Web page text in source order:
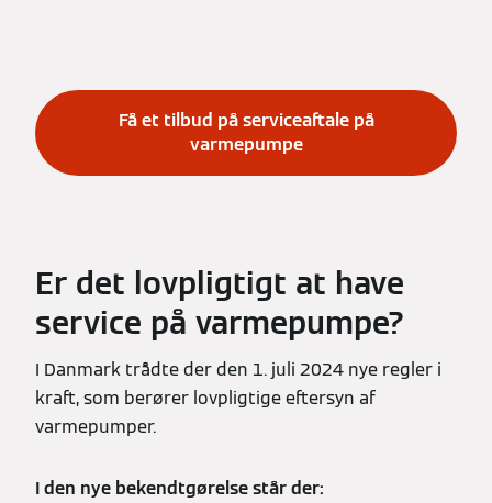
Få et tilbud på serviceaftale på
varmepumpe
Er det lovpligtigt at have
service på varmepumpe?
I Danmark trådte der den 1. juli 2024 nye regler i
kraft, som berører lovpligtige eftersyn af
varmepumper.
I den nye bekendtgørelse står der: